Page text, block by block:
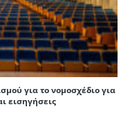
για το νομοσχέδιο για
εισηγήσεις